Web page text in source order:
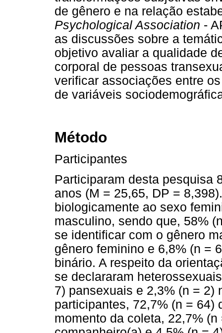
de gênero e na relação
Psychological Association -
as discussões sobre a
objetivo avaliar a qualidade
corporal de pessoas
verificar associações entre
de variáveis
Método
Participantes
Participaram desta pesquisa
anos (M = 25,65, DP =
biologicamente ao sexo
masculino, sendo que, 58%
se identificar com o gênero
gênero feminino e 6,8% (n =
binário. A respeito da
se declararam
7) pansexuais e 2,3% (n = 2)
participantes, 72,7% (n = 64)
momento da coleta, 22,7%